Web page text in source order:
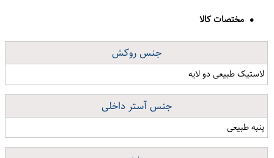
مختصات کالا
جنس روکش
لاستیک طبیعی دو لایه
جنس آستر داخلی
پنبه طبیعی